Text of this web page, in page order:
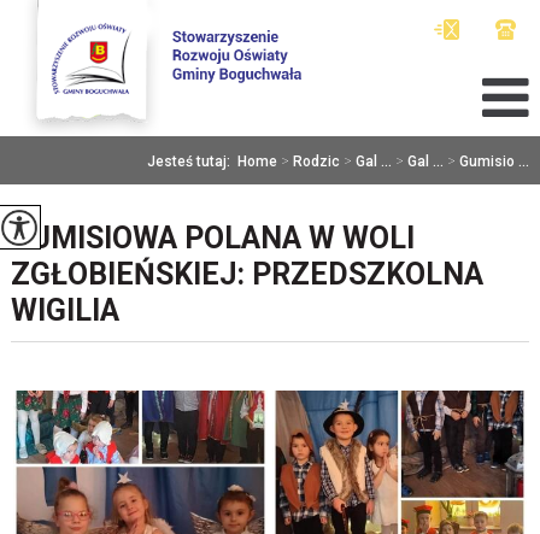
Jesteś tutaj: Home > Rodzic > Gal ... > Gal ... > Gumisio ...
GUMISIOWA POLANA W WOLI
ZGŁOBIEŃSKIEJ: PRZEDSZKOLNA
WIGILIA